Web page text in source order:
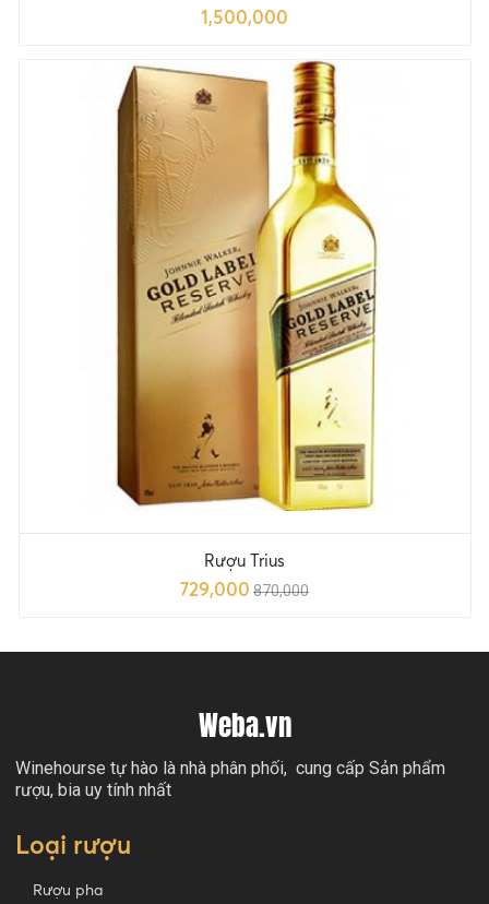
1,500,000
Rượu Trius
729,000 870,000
Weba.vn
Winehourse tự hào là nhà phân phối, cung cấp Sản phẩm
rượu, bia uy tính nhất
Loại rượu
Rượu pha